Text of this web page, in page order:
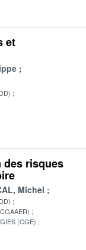
et
risques
Michel
(CGE)